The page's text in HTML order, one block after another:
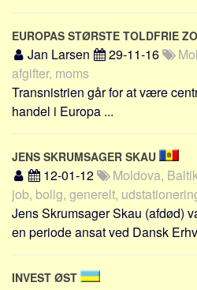
Investering
Pension og opsparing
Forbrug
Transport
Alle
Aspekter
Køb og salg
Økonomi
Jura og regler
EUROPAS STØRSTE TOLDFRIE
Jan Larsen 29-11-16
afgifter, moms
Transnistrien går for at være
handel i Europa ...
JENS SKRUMSAGER SKAU
12-01-12
Moldova,
job, bolig, generelt,
Jens Skrumsager Skau (afdød)
en periode ansat ved Dansk
INVEST ØST